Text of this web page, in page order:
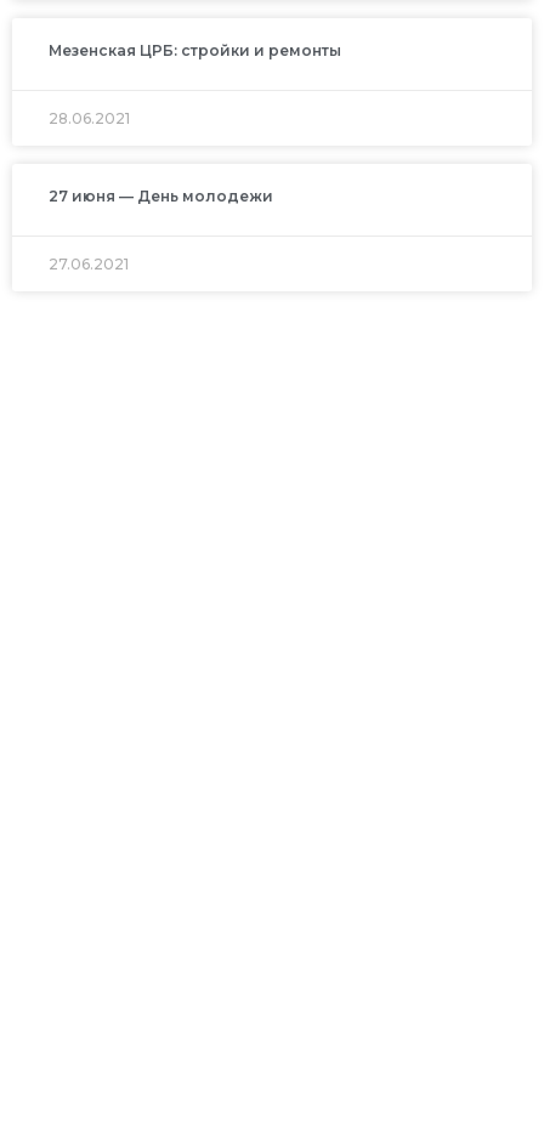
Мезенская ЦРБ: стройки и ремонты
28.06.2021
27 июня — День молодежи
27.06.2021